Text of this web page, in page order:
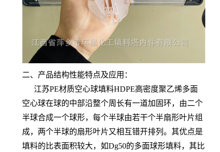
二、产品结构性能特点及应用：
江苏PE材质空心球填料HDPE高密度聚乙烯多面
空心球在球的中部沿整个周长有一道加固环，由二个
半球合成一个球形，每个半球由若干个半扇形叶片组
成，两个半球的扇形叶片又相互错开排列。其优点是
填料的比表面积较大，如Dg50的多面球形填料，其比